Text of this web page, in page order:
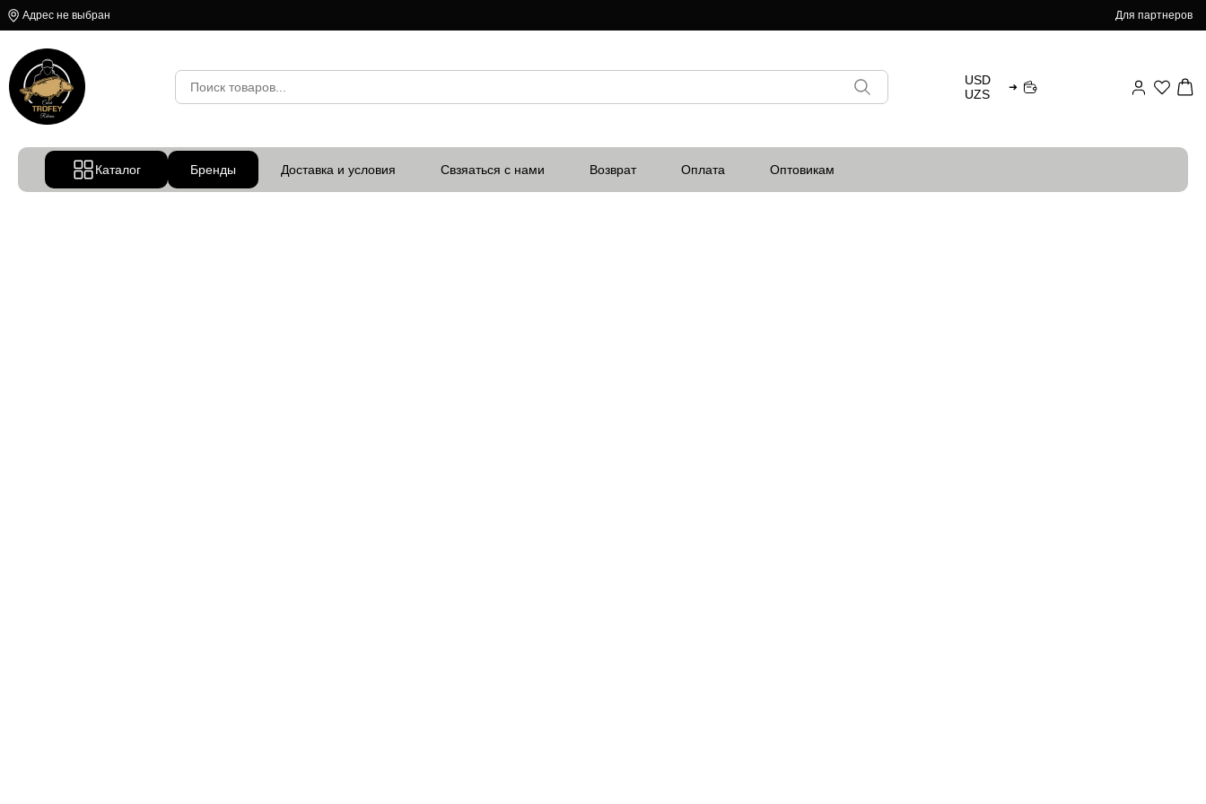
Адрес не выбран Для партнеров
USD
UZS
➜
Каталог Бренды Доставка и условия Свзяаться с нами Возврат Оплата Оптовикам